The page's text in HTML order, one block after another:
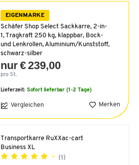
EIGENMARKE
Schäfer Shop Select Sackkarre, 2-in-
1, Tragkraft 250 kg, klappbar, Bock-
und Lenkrollen, Aluminium/Kunststoff,
schwarz-silber
nur € 239,00
pro St.
Lieferzeit: Sofort lieferbar (1-2 Tage)
Vergleichen Merken
Transportkarre RuXXac-cart
Business XL
(1)